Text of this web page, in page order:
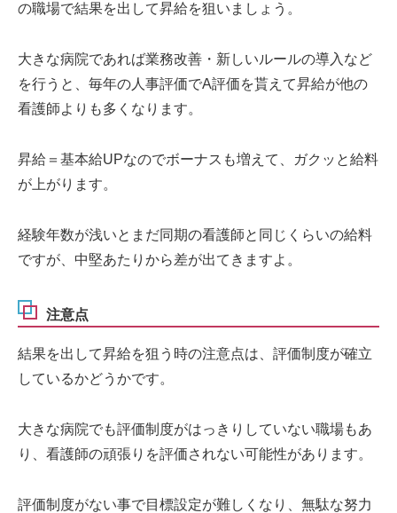
の職場で結果を出して昇給を狙いましょう。
大きな病院であれば業務改善・新しいルールの導入など
を行うと、毎年の人事評価でA評価を貰えて昇給が他の
看護師よりも多くなります。
昇給＝基本給UPなのでボーナスも増えて、ガクッと給料
が上がります。
経験年数が浅いとまだ同期の看護師と同じくらいの給料
ですが、中堅あたりから差が出てきますよ。
注意点
結果を出して昇給を狙う時の注意点は、評価制度が確立
しているかどうかです。
大きな病院でも評価制度がはっきりしていない職場もあ
り、看護師の頑張りを評価されない可能性があります。
評価制度がない事で目標設定が難しくなり、無駄な努力